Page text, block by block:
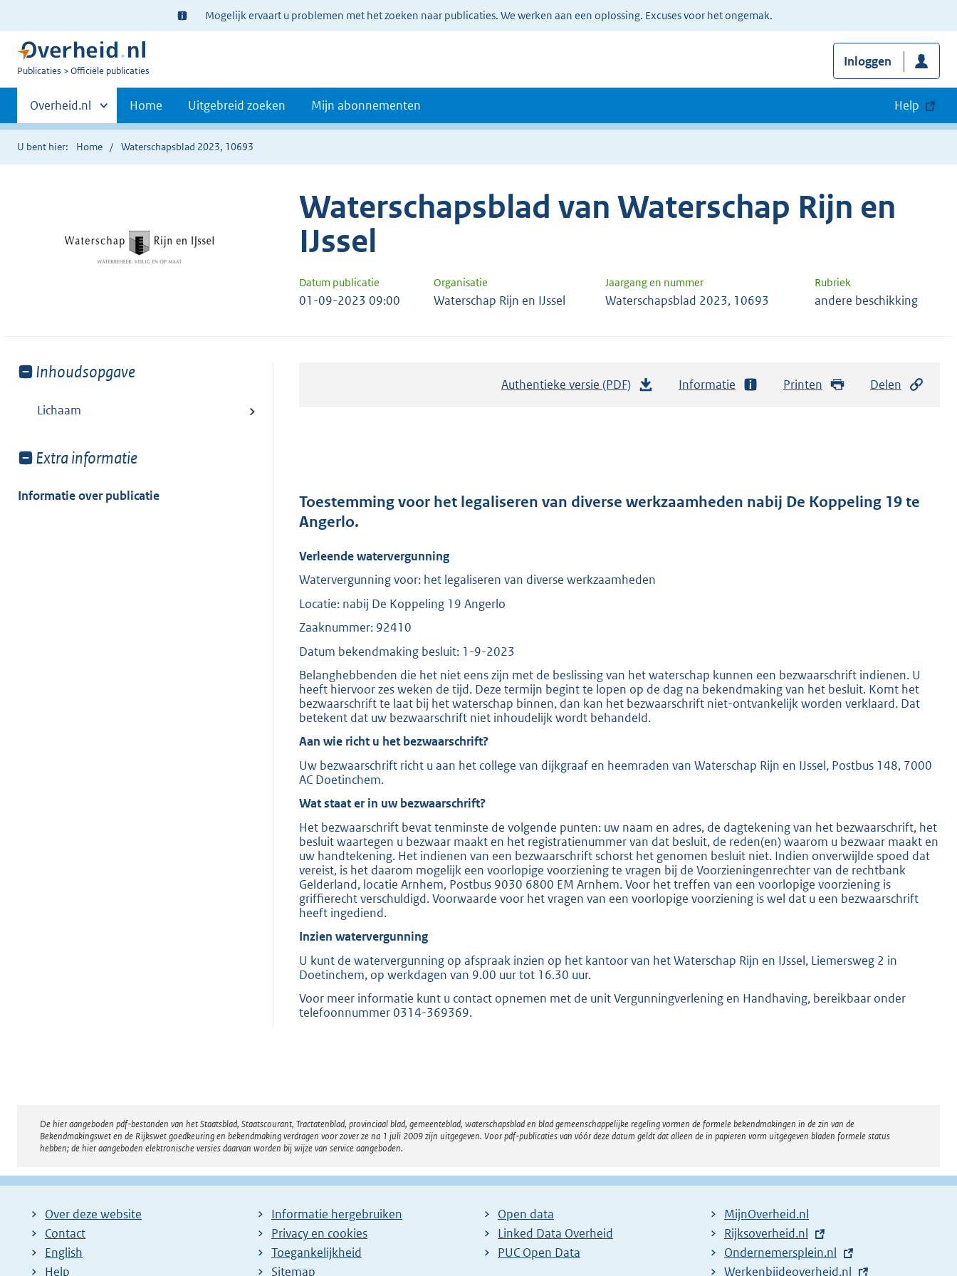
Ter
informatie:
Mogelijk ervaart u problemen met het zoeken naar publicaties. We werken aan een oplossing. Excuses voor het ongemak.
U
Publicaties Officiële publicaties
Inloggen
Primaire
navigatie
Andere
sites
binnen
Overheid.nl Home Uitgebreid zoeken Mijn abonnementen Help
U bent hier: Home Waterschapsblad 2023, 10693
Waterschapsblad van Waterschap Rijn en
IJssel
Datum publicatie Organisatie Jaargang en nummer Rubriek
01-09-2023 09:00 Waterschap Rijn en IJssel Waterschapsblad 2023, 10693 andere beschikking
Toon
van:
Inhoudsopgave
Lichaam
Toon
van:
Extra informatie
Informatie over publicatie
Authentieke versie (PDF)
d
o
:
2
0
b
Informatie Printen Delen
Toestemming voor het legaliseren van diverse werkzaamheden nabij De Koppeling 19 te
Angerlo.
Verleende watervergunning
Watervergunning voor: het legaliseren van diverse werkzaamheden
Locatie: nabij De Koppeling 19 Angerlo
Zaaknummer: 92410
Datum bekendmaking besluit: 1-9-2023
Belanghebbenden die het niet eens zijn met de beslissing van het waterschap kunnen een bezwaarschrift indienen. U
heeft hiervoor zes weken de tijd. Deze termijn begint te lopen op de dag na bekendmaking van het besluit. Komt het
bezwaarschrift te laat bij het waterschap binnen, dan kan het bezwaarschrift niet-ontvankelijk worden verklaard. Dat
betekent dat uw bezwaarschrift niet inhoudelijk wordt behandeld.
Aan wie richt u het bezwaarschrift?
Uw bezwaarschrift richt u aan het college van dijkgraaf en heemraden van Waterschap Rijn en IJssel, Postbus 148, 7000
AC Doetinchem.
Wat staat er in uw bezwaarschrift?
Het bezwaarschrift bevat tenminste de volgende punten: uw naam en adres, de dagtekening van het bezwaarschrift, het
besluit waartegen u bezwaar maakt en het registratienummer van dat besluit, de reden(en) waarom u bezwaar maakt en
uw handtekening. Het indienen van een bezwaarschrift schorst het genomen besluit niet. Indien onverwijlde spoed dat
vereist, is het daarom mogelijk een voorlopige voorziening te vragen bij de Voorzieningenrechter van de rechtbank
Gelderland, locatie Arnhem, Postbus 9030 6800 EM Arnhem. Voor het treffen van een voorlopige voorziening is
griffierecht verschuldigd. Voorwaarde voor het vragen van een voorlopige voorziening is wel dat u een bezwaarschrift
heeft ingediend.
Inzien watervergunning
U kunt de watervergunning op afspraak inzien op het kantoor van het Waterschap Rijn en IJssel, Liemersweg 2 in
Doetinchem, op werkdagen van 9.00 uur tot 16.30 uur.
Voor meer informatie kunt u contact opnemen met de unit Vergunningverlening en Handhaving, bereikbaar onder
telefoonnummer 0314-369369.
Disclaimer
De hier aangeboden pdf-bestanden van het Staatsblad, Staatscourant, Tractatenblad, provinciaal blad, gemeenteblad, waterschapsblad en blad gemeenschappelijke regeling vormen de formele bekendmakingen in de zin van de
Bekendmakingswet en de Rijkswet goedkeuring en bekendmaking verdragen voor zover ze na 1 juli 2009 zijn uitgegeven. Voor pdf-publicaties van vóór deze datum geldt dat alleen de in papieren vorm uitgegeven bladen formele status
hebben; de hier aangeboden elektronische versies daarvan worden bij wijze van service aangeboden.
Over deze website
Contact
English
Help
Informatie hergebruiken
Privacy en cookies
Toegankelijkheid
Sitemap
Open data
Linked Data Overheid
PUC Open Data
MijnOverheid.nl
E
x
t
Rijksoverheid.nl
E
x
Ondernemersplein.nl
E
Werkenbijdeoverheid.nl